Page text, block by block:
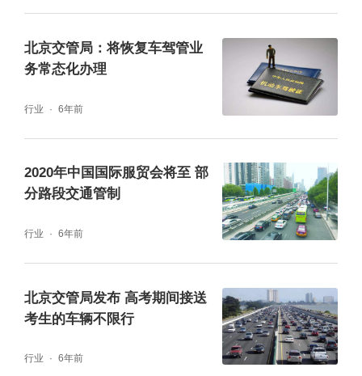
前门东大街（正义路至台基厂大街之间西向东
辅路除外）、前门西大街、前门东路、北新华
街、西交民巷、东交民巷（广场东侧路至台基
段）、东单三条（王府井大街至校尉胡同
段）、大纱帽胡同、东华门大街，禁止外省、
全天禁止运载危险化学品（含剧毒化学品）车
辆在本市行政区域内道路行驶。保障城市生产
北京交管局：将恢复车驾管业
务常态化办理
行业 6年前
2020年中国国际服贸会将至 部
分路段交通管制
行业 6年前
北京交管局发布 高考期间接送
考生的车辆不限行
行业 6年前